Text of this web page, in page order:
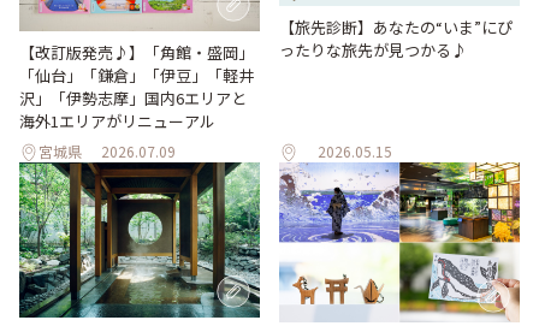
【改訂版発売♪】「角館・盛岡」
「仙台」「鎌倉」「伊豆」「軽井
沢」「伊勢志摩」国内6エリアと
海外1エリアがリニューアル
宮城県 2026.07.09
【旅先診断】あなたの“いま”にぴ
ったりな旅先が見つかる♪
2026.05.15